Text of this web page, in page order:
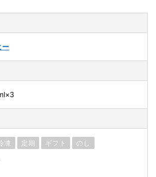
ー
凍 定期 ギフト のし